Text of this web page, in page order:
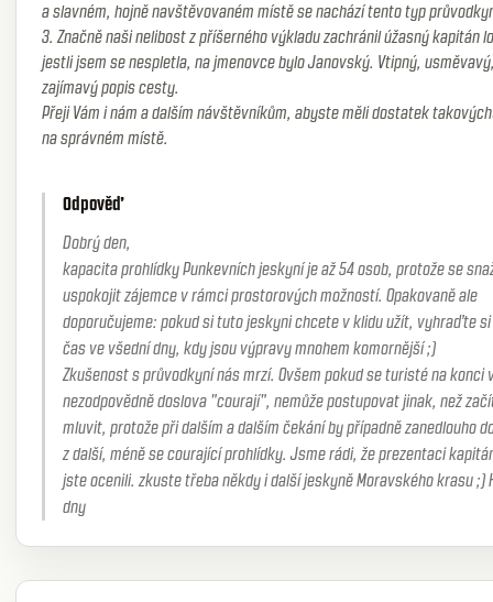
a slavném, hojně navštěvovaném místě se nachází tento typ
3. Značně naši nelibost z příšerného výkladu zachránil úžasný kapitán
jestli jsem se nespletla, na jmenovce bylo Janovský. Vtipný,
zajímavý popis cesty.
Přeji Vám i nám a dalším návštěvníkům, abyste měli dostatek
na správném místě.
Odpověď
Dobrý den,
kapacita prohlídky Punkevních jeskyní je až 54 osob, protože se
uspokojit zájemce v rámci prostorových možností. Opakovaně ale
doporučujeme: pokud si tuto jeskyni chcete v klidu užít, vyhraďte
čas ve všední dny, kdy jsou výpravy mnohem komornější ;)
Zkušenost s průvodkyní nás mrzí. Ovšem pokud se turisté na konci
nezodpovědně doslova "courají", nemůže postupovat jinak, než
mluvit, protože při dalším a dalším čekání by případně zanedlouho
z další, méně se courající prohlídky. Jsme rádi, že prezentaci
jste ocenili. zkuste třeba někdy i další jeskyně Moravského krasu ;)
dny